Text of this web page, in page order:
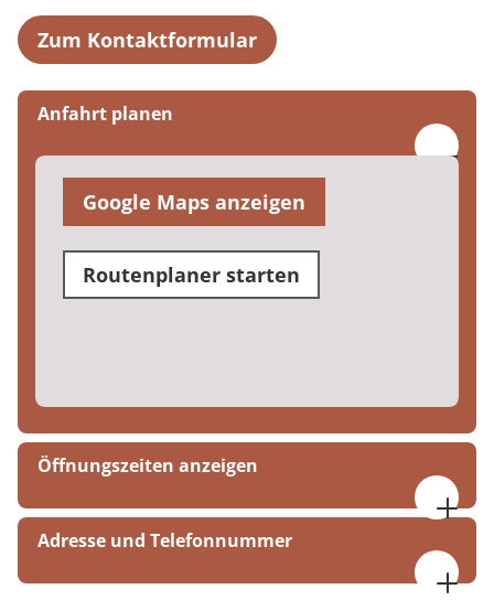
Zum Kontaktformular
Anfahrt planen
Google Maps anzeigen
Routenplaner starten
Öffnungszeiten anzeigen
08:00 - 16:00 Uhr
Adresse und Telefonnummer